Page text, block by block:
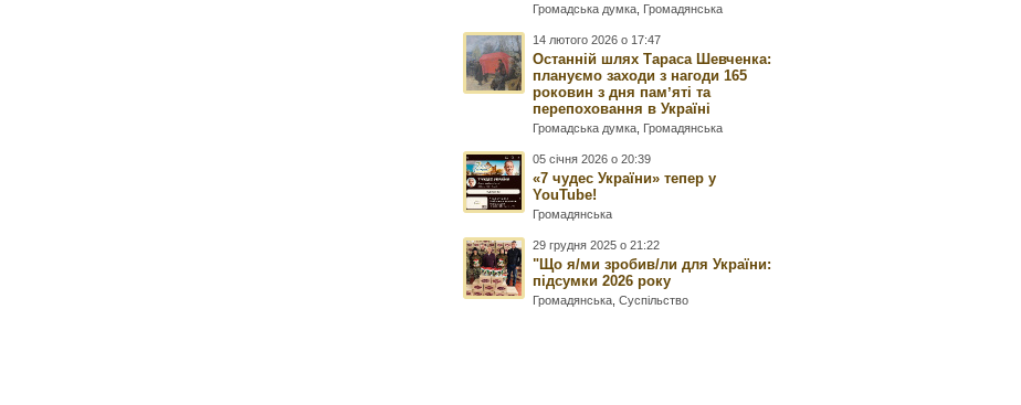
Громадська думка Громадянська
14 лютого 2026 о 17:47
Останній шлях Тараса Шевченка:
плануємо заходи з нагоди 165
роковин з дня памʼяті та
перепоховання в Україні
Громадська думка Громадянська
05 січня 2026 о 20:39
«7 чудес України» тепер у
YouTube!
Громадянська
29 грудня 2025 о 21:22
"Що я/ми зробив/ли для України:
підсумки 2026 року
Громадянська ,Суспільство